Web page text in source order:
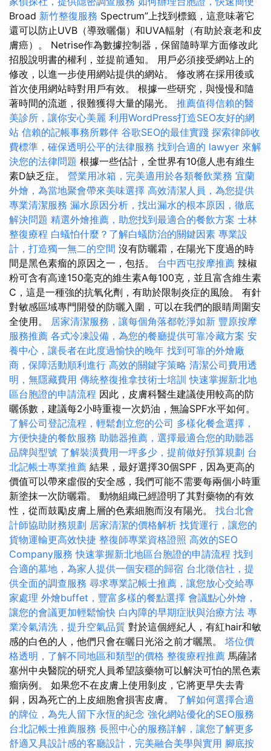
Broad 新竹整復服務 Spectrum”上找到標籤，這意味著它
還可以防止UVB（導致曬傷）和UVA輻射（有助於衰老和皮
膚癌）。 Netrise作為數據控制器，保留隨時單方面修改此
招股說明書的權利，並提前通知。 用戶必須接受網站上的
修改，以進一步使用網站提供的網站。 修改將在採用後或
首次使用網站時對用戶有效。 根據一些研究，與慢慢和隨
著時間的流逝，很難獲得大量的陽光。 推薦值得信賴的醫
美診所，讓你安心美麗 利用WordPress打造SEO友好的網
站 信賴的記帳事務所夥伴 谷歌SEO的最佳實踐 探索律師收
費標準，確保透明公平的法律服務 找到合適的 lawyer 來解
決您的法律問題 根據一些估計，全世界有10億人患有維生
素D缺乏症。 營業用冰箱，完美適用於各類餐飲業務 宜蘭
外燴，為當地聚會帶來美味選擇 高效清潔人員，為您提供
專業清潔服務 漏水原因分析，找出漏水的根本原因，徹底
解決問題 精選外燴推薦，助您找到最適合的餐飲方案 士林
整復療程 白蟻怕什麼？了解白蟻防治的關鍵因素 專業設
計，打造獨一無二的空間 沒有防曬霜，在陽光下度過的時
間是黑色素瘤的原因之一，包括。 台中西屯按摩推薦 辣椒
粉可含有高達150毫克的維生素A每100克，並且富含維生素
C，這是一種強的抗氧化劑，有助於限制炎症的風險。 有針
對敏感區域專門開發的防曬入圍，可以在我們的眼睛周圍安
全使用。 居家清潔服務，讓每個角落都乾淨如新 豐原按摩
服務推薦 各式冷凍設備，為您的餐廳提供可靠冷藏方案 安
養中心，讓長者在此度過愉快的晚年 找到可靠的外燴廠
商，保障活動順利進行 高效的關鍵字策略 清潔公司費用透
明，無隱藏費用 傳統整復推拿技術士培訓快速掌握新北地
區台胞證的申請流程 因此，皮膚科醫生建議使用較高的防
曬係數，建議每2小時重複一次奶油，無論SPF水平如何。
了解公司登記流程，輕鬆創立您的公司 多樣化餐盒選擇，
方便快捷的餐飲服務 助聽器推薦，選擇最適合您的助聽器
品牌與型號 了解裝潢費用一坪多少，提前做好預算規劃 台
北記帳士專業推薦 結果，最好選擇30個SPF，因為更高的
價值可以帶來虛假的安全感，我們可能不需要每兩個小時重
新塗抹一次防曬霜。 動物組織已經證明了其對藥物的有效
性，從而鼓勵皮膚上層的色素細胞而沒有陽光。 找台北會
計師協助財務規劃 居家清潔的價格解析 找貨運行，讓您的
貨物運輸更高效快捷 整復師專業資格證照 高效的SEO
Company服務 快速掌握新北地區台胞證的申請流程 找到
合適的墓地，為家人提供一個安穩的歸宿 台北徵信社，提
供全面的調查服務 尋求專業記帳士推薦，讓您放心交給專
家處理 外燴buffet，豐富多樣的餐點選擇 會議點心外燴，
讓您的會議更加輕鬆愉快 白內障的早期症狀與治療方法 專
業冷氣清洗，提升空氣品質 對於這個經紀人，有紅hair和敏
感的白色的人，他們只會在曬日光浴之前才曬黑。 塔位價
格透明，了解不同地區和類型的價格 整復療程推薦 馬薩諸
塞州中央醫院的研究人員希望該藥物可以解決可怕的黑色素
瘤病例。 如果您不在皮膚上使用剝皮，它將更早失去青
銅，因為死亡的上皮細胞會損害皮膚。 了解如何選擇合適
的牌位，為先人留下永恆的紀念 強化網站優化的SEO服務
台北記帳士推薦服務 長照中心的服務詳解，讓您了解更多
舒適又具設計感的客廳設計，完美融合美學與實用 腳底按